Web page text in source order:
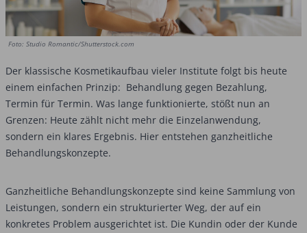
Foto: Studio Romantic/Shutterstock.com
Der klassische Kosmetikaufbau vieler Institute folgt bis heute
einem einfachen Prinzip: Behandlung gegen Bezahlung,
Termin für Termin. Was lange funktionierte, stößt nun an
Grenzen: Heute zählt nicht mehr die Einzelanwendung,
sondern ein klares Ergebnis. Hier entstehen ganzheitliche
Behandlungskonzepte.
Ganzheitliche Behandlungskonzepte sind keine Sammlung von
Leistungen, sondern ein strukturierter Weg, der auf ein
konkretes Problem ausgerichtet ist. Die Kundin oder der Kunde